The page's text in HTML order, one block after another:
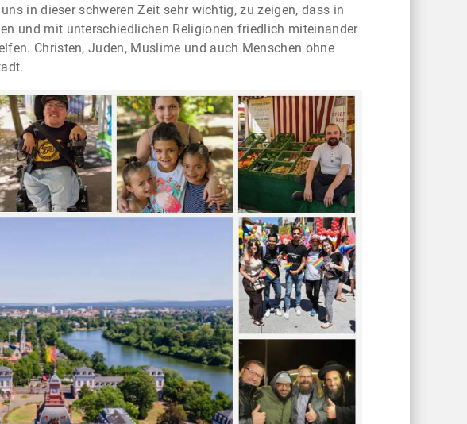
in dieser schweren Zeit sehr wichtig, zu zeigen, dass in
und mit unterschiedlichen Religionen friedlich miteinander
Christen, Juden, Muslime und auch Menschen ohne